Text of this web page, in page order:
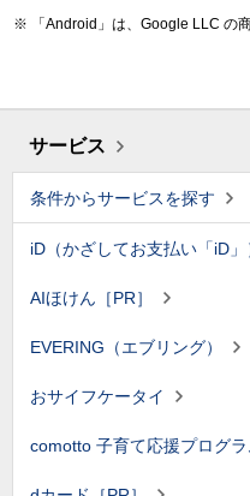
「Android」は、Google LLC の
サービス
条件からサービスを探す
iD（かざしてお支払い「iD」
AIほけん［PR］
EVERING（エブリング）
おサイフケータイ
comotto 子育て応援プログラ